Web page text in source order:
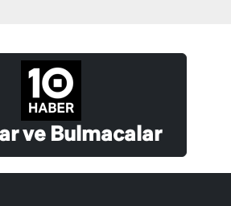
ve Bulmacalar